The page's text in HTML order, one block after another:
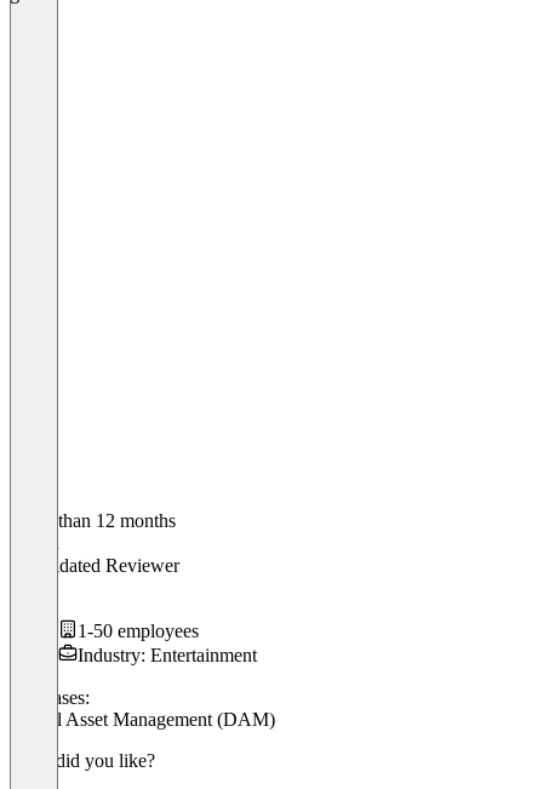
Older than 12 months
Validated Reviewer
1-50 employees
Industry: Entertainment
Use cases:
Digital Asset Management (DAM)
What did you like?